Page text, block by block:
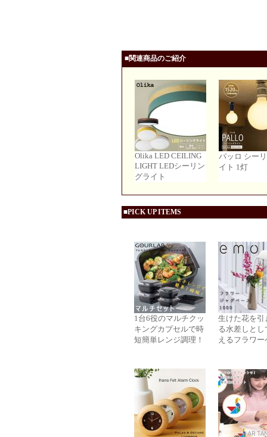
■関連商品のご紹介
Olika LED CEILING
LIGHT LEDシーリン
グライト
パッロ シー
イト 1灯
■PICK UP ITEMS
1台6役のマルチクッ
キングカプセルで時
短簡単レンジ調理！
生けた花を引
る水差しとし
えるフラワー